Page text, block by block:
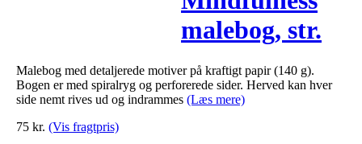
malebog, str.
19,5×23 cm, 64
sider, Tattood,
Malebog med detaljerede motiver på kraftigt papir (140 g).
Bogen er med spiralryg og perforerede sider. Herved kan hver
side nemt rives ud og indrammes (Læs mere)
75 kr. (Vis fragtpris)